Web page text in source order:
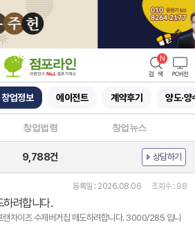
창업정보 에이전트 계약후기 양도·양
창업법령 창업뉴스
9,788건 상담하기
등록일 : 2026.08.06 조회수 : 98
하려합니다.
차이즈 수제버거집 매도하려합니다. 3000/285 입니